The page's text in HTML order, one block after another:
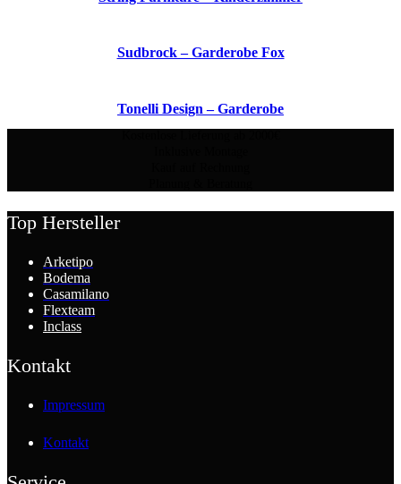
Sudbrock – Garderobe Fox
Tonelli Design – Garderobe
Top Hersteller
Arketipo
Bodema
Casamilano
Flexteam
Inclass
Kontakt
Impressum
Kontakt